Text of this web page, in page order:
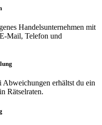
Handelsunternehmen mit
Mail, Telefon und
Abweichungen erhältst du ein
Rätselraten.